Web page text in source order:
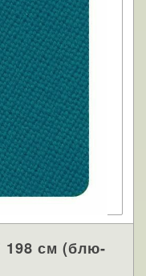
198 см (блю-